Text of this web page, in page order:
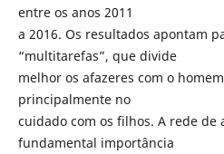
entre os anos 2011
a 2016. Os resultados apontam
“multitarefas”, que divide
melhor os afazeres com o
principalmente no
cuidado com os filhos. A rede de
fundamental importância